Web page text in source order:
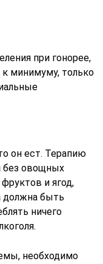
при гонорее,
минимуму, только
он ест. Терапию
без овощных
и ягод,
должна быть
ничего
необходимо